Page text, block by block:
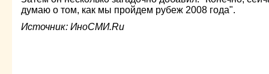
думаю о том, как мы пройдем рубеж 2008 года".
Источник: ИноСМИ.Ru